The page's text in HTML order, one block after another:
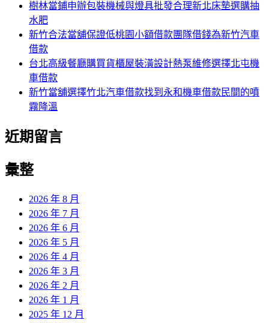
樹林當鋪申辦包裝機械與燈具批發合理新北床墊選購抽
水肥
新竹合法當舖保證低桃園小額借款團隊借錢為新竹汽車
借款
台北高級餐廳購買貨櫃屋裝潢設計熱泵維修選擇北屯機
車借款
新竹當舖選擇竹北汽車借款找到永和機車借款民間的噴
霧降溫
近期留言
彙整
2026 年 8 月
2026 年 7 月
2026 年 6 月
2026 年 5 月
2026 年 4 月
2026 年 3 月
2026 年 2 月
2026 年 1 月
2025 年 12 月